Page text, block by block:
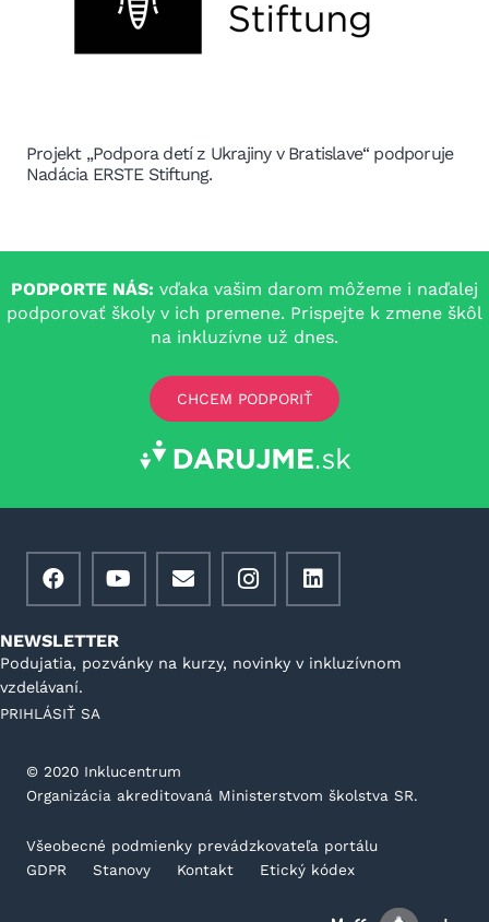
Projekt „Podpora detí z Ukrajiny v Bratislave“ podporuje
Nadácia ERSTE Stiftung.
PODPORTE NÁS: vďaka vašim darom môžeme i naďalej
podporovať školy v ich premene. Prispejte k zmene škôl
na inkluzívne už dnes.
CHCEM PODPORIŤ
NEWSLETTER
Podujatia, pozvánky na kurzy, novinky v inkluzívnom
vzdelávaní.
PRIHLÁSIŤ SA
©️ 2020 Inklucentrum
Organizácia akreditovaná Ministerstvom školstva SR.
Všeobecné podmienky prevádzkovateľa portálu
GDPR
Stanovy Kontakt Etický kódex